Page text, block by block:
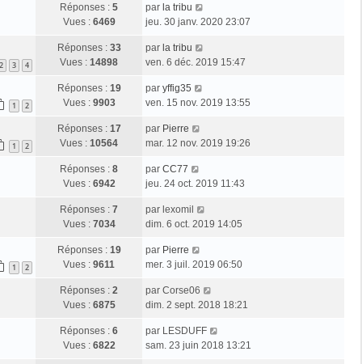
Réponses : 5
Vues : 6469
par la tribu
jeu. 30 janv. 2020 23:07
2 3 4
Réponses : 33
Vues : 14898
par la tribu
ven. 6 déc. 2019 15:47
1 2
Réponses : 19
Vues : 9903
par yffig35
ven. 15 nov. 2019 13:55
1 2
Réponses : 17
Vues : 10564
par Pierre
mar. 12 nov. 2019 19:26
Réponses : 8
Vues : 6942
par CC77
jeu. 24 oct. 2019 11:43
Réponses : 7
Vues : 7034
par lexomil
dim. 6 oct. 2019 14:05
1 2
Réponses : 19
Vues : 9611
par Pierre
mer. 3 juil. 2019 06:50
Réponses : 2
Vues : 6875
par Corse06
dim. 2 sept. 2018 18:21
Réponses : 6
Vues : 6822
par LESDUFF
sam. 23 juin 2018 13:21